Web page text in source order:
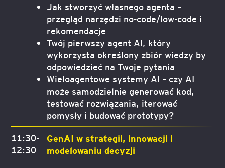
Jak stworzyć własnego agenta –
przegląd narzędzi no-code/low-code i
rekomendacje
Twój pierwszy agent AI, który
wykorzysta określony zbiór wiedzy by
odpowiedzieć na Twoje pytania
Wieloagentowe systemy AI – czy AI
może samodzielnie generować kod,
testować rozwiązania, iterować
pomysły i budować prototypy?
11:30-
12:30
GenAI w strategii, innowacji i
modelowaniu decyzji